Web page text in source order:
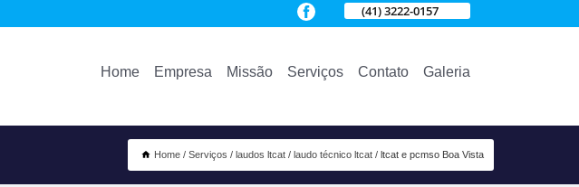
(41) 3222-0157
Home Empresa Missão Serviços Contato Galeria
Home Serviços laudos ltcat laudo técnico ltcat ltcat e pcmso Boa Vista